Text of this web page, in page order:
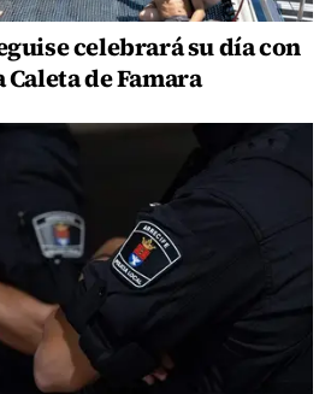
celebrará su día con
de Famara